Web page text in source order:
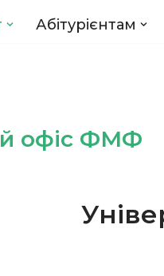
Абітурієнтам
офіс ФМФ